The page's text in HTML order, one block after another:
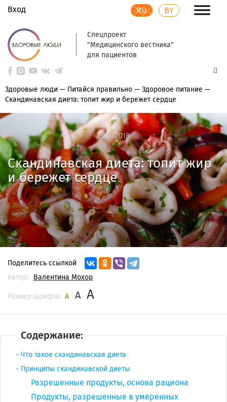
Вход RU BY
Спецпроект
"Медицинского вестника"
для пациентов
Здоровые люди — Питайся правильно — Здоровое питание —
Скандинавская диета: топит жир и бережет сердце
26.01.2018
26.01.2018
Скандинавская диета: топит жир
и бережет сердце
Поделитесь ссылкой
Автор:
Валентина Мохор
Размер шрифта: A A A
Содержание:
Что такое скандинавская диета
Принципы скандинавской диеты
Разрешенные продукты, основа рациона
Продукты, разрешенные в умеренных